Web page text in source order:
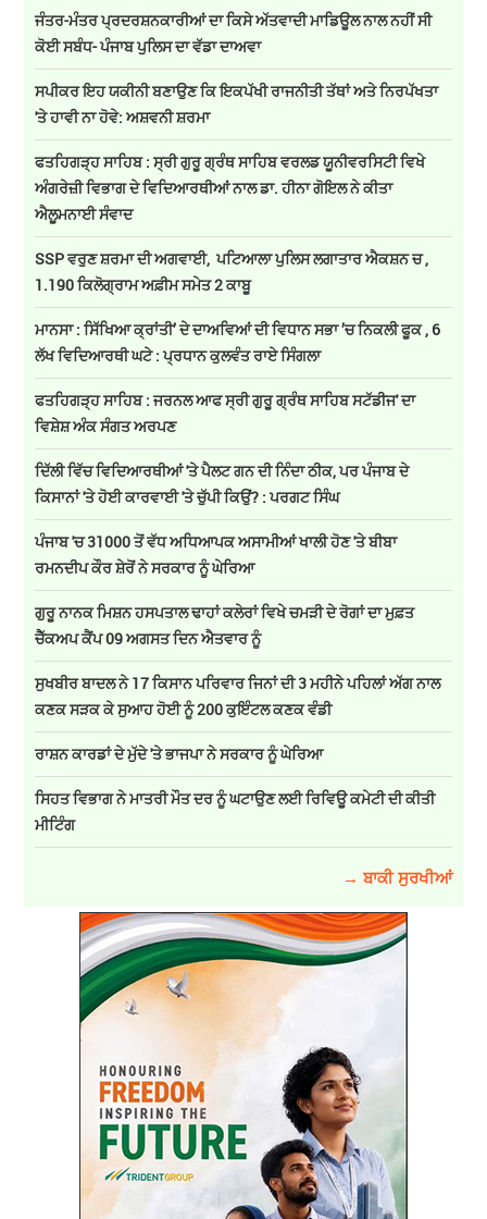
ਜੰਤਰ-ਮੰਤਰ ਪ੍ਰਦਰਸ਼ਨਕਾਰੀਆਂ ਦਾ ਕਿਸੇ ਅੱਤਵਾਦੀ ਮਾਡਿਊਲ ਨਾਲ ਨਹੀਂ ਸੀ
ਕੋਈ ਸਬੰਧ- ਪੰਜਾਬ ਪੁਲਿਸ ਦਾ ਵੱਡਾ ਦਾਅਵਾ
ਸਪੀਕਰ ਇਹ ਯਕੀਨੀ ਬਣਾਉਣ ਕਿ ਇਕਪੱਖੀ ਰਾਜਨੀਤੀ ਤੱਥਾਂ ਅਤੇ ਨਿਰਪੱਖਤਾ
'ਤੇ ਹਾਵੀ ਨਾ ਹੋਵੇ: ਅਸ਼ਵਨੀ ਸ਼ਰਮਾ
ਫਤਹਿਗੜ੍ਹ ਸਾਹਿਬ : ਸ੍ਰੀ ਗੁਰੂ ਗ੍ਰੰਥ ਸਾਹਿਬ ਵਰਲਡ ਯੂਨੀਵਰਸਿਟੀ ਵਿਖੇ
ਅੰਗਰੇਜ਼ੀ ਵਿਭਾਗ ਦੇ ਵਿਦਿਆਰਥੀਆਂ ਨਾਲ ਡਾ. ਹੀਨਾ ਗੋਇਲ ਨੇ ਕੀਤਾ
ਐਲੂਮਨਾਈ ਸੰਵਾਦ
SSP ਵਰੁਣ ਸ਼ਰਮਾ ਦੀ ਅਗਵਾਈ, ਪਟਿਆਲਾ ਪੁਲਿਸ ਲਗਾਤਾਰ ਐਕਸ਼ਨ ਚ ,
1.190 ਕਿਲੋਗ੍ਰਾਮ ਅਫ਼ੀਮ ਸਮੇਤ 2 ਕਾਬੂ
ਮਾਨਸਾ : ਸਿੱਖਿਆ ਕ੍ਰਾਂਤੀ’ ਦੇ ਦਾਅਵਿਆਂ ਦੀ ਵਿਧਾਨ ਸਭਾ ’ਚ ਨਿਕਲੀ ਫੂਕ , 6
ਲੱਖ ਵਿਦਿਆਰਥੀ ਘਟੇ : ਪ੍ਰਧਾਨ ਕੁਲਵੰਤ ਰਾਏ ਸਿੰਗਲਾ
ਫਤਹਿਗੜ੍ਹ ਸਾਹਿਬ : ਜਰਨਲ ਆਫ ਸ੍ਰੀ ਗੁਰੂ ਗ੍ਰੰਥ ਸਾਹਿਬ ਸਟੱਡੀਜ' ਦਾ
ਵਿਸ਼ੇਸ਼ ਅੰਕ ਸੰਗਤ ਅਰਪਣ
ਦਿੱਲੀ ਵਿੱਚ ਵਿਦਿਆਰਥੀਆਂ 'ਤੇ ਪੈਲਟ ਗਨ ਦੀ ਨਿੰਦਾ ਠੀਕ, ਪਰ ਪੰਜਾਬ ਦੇ
ਕਿਸਾਨਾਂ 'ਤੇ ਹੋਈ ਕਾਰਵਾਈ 'ਤੇ ਚੁੱਪੀ ਕਿਉਂ? : ਪਰਗਟ ਸਿੰਘ
ਪੰਜਾਬ 'ਚ 31000 ਤੋਂ ਵੱਧ ਅਧਿਆਪਕ ਅਸਾਮੀਆਂ ਖਾਲੀ ਹੋਣ 'ਤੇ ਬੀਬਾ
ਰਮਨਦੀਪ ਕੌਰ ਸ਼ੇਰੋਂ ਨੇ ਸਰਕਾਰ ਨੂੰ ਘੇਰਿਆ
ਗੁਰੂ ਨਾਨਕ ਮਿਸ਼ਨ ਹਸਪਤਾਲ ਢਾਹਾਂ ਕਲੇਰਾਂ ਵਿਖੇ ਚਮੜੀ ਦੇ ਰੋਗਾਂ ਦਾ ਮੁਫ਼ਤ
ਚੈੱਕਅਪ ਕੈਂਪ 09 ਅਗਸਤ ਦਿਨ ਐਤਵਾਰ ਨੂੰ
ਸੁਖਬੀਰ ਬਾਦਲ ਨੇ 17 ਕਿਸਾਨ ਪਰਿਵਾਰ ਜਿਨਾਂ ਦੀ 3 ਮਹੀਨੇ ਪਹਿਲਾਂ ਅੱਗ ਨਾਲ
ਕਣਕ ਸੜਕ ਕੇ ਸੁਆਹ ਹੋਈ ਨੂੰ 200 ਕੁਇੰਟਲ ਕਣਕ ਵੰਡੀ
ਰਾਸ਼ਨ ਕਾਰਡਾਂ ਦੇ ਮੁੱਦੇ 'ਤੇ ਭਾਜਪਾ ਨੇ ਸਰਕਾਰ ਨੂੰ ਘੇਰਿਆ
ਸਿਹਤ ਵਿਭਾਗ ਨੇ ਮਾਤਰੀ ਮੌਤ ਦਰ ਨੂੰ ਘਟਾਉਣ ਲਈ ਰਿਵਿਊ ਕਮੇਟੀ ਦੀ ਕੀਤੀ
ਮੀਟਿੰਗ
→ ਬਾਕੀ ਸੁਰਖੀਆਂ